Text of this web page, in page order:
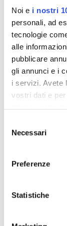
Noi e i nostri
personali, ad
tecnologie
alle
pubblicare
gli annunci e i
i servizi. Avete
vostri dati e
modificare o
momento
delNecessari
Preferenze
Statistiche
ognuno
Dal
supporto